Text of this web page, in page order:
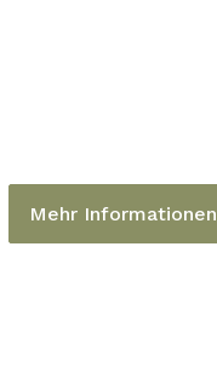
Mehr Informationen